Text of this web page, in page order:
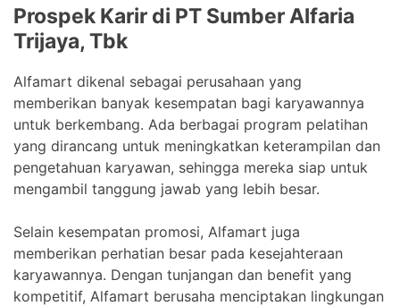
Prospek Karir di PT Sumber Alfaria
Trijaya, Tbk
Alfamart dikenal sebagai perusahaan yang
memberikan banyak kesempatan bagi karyawannya
untuk berkembang. Ada berbagai program pelatihan
yang dirancang untuk meningkatkan keterampilan dan
pengetahuan karyawan, sehingga mereka siap untuk
mengambil tanggung jawab yang lebih besar.
Selain kesempatan promosi, Alfamart juga
memberikan perhatian besar pada kesejahteraan
karyawannya. Dengan tunjangan dan benefit yang
kompetitif, Alfamart berusaha menciptakan lingkungan